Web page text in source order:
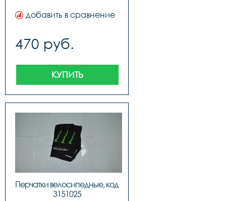
добавить в сравнение
470 руб.
КУПИТЬ
Перчатки велосипедные, код
3151025